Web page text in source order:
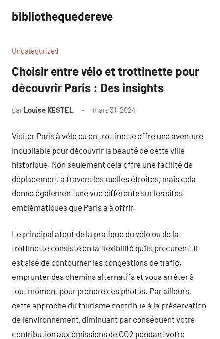
contenu
bibliothequedereve
Uncategorized
Choisir entre vélo et trottinette pour
découvrir Paris : Des insights
par Louise KESTEL mars 31, 2024
Visiter Paris à vélo ou en trottinette offre une aventure
inoubliable pour découvrir la beauté de cette ville
historique. Non seulement cela offre une facilité de
déplacement à travers les ruelles étroites, mais cela
donne également une vue différente sur les sites
emblématiques que Paris a à offrir.
Le principal atout de la pratique du vélo ou de la
trottinette consiste en la flexibilité qu’ils procurent. Il
est aisé de contourner les congestions de trafic,
emprunter des chemins alternatifs et vous arrêter à
tout moment pour prendre des photos. Par ailleurs,
cette approche du tourisme contribue à la préservation
de l’environnement, diminuant par conséquent votre
contribution aux émissions de CO2 pendant votre